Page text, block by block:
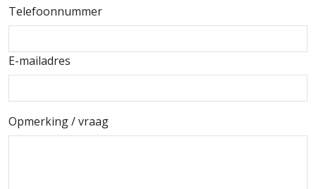
Telefoonnummer
E-mailadres
Opmerking / vraag